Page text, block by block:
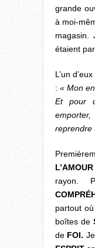
grande
à moi-
magasin.
étaient
L’un
: « Mon
Et pour
reprendre
L’AMOUR
rayon.
partout
boîtes de
de FOI.